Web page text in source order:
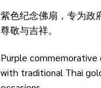
紫色纪念佛扇，专为政
尊敬与吉祥。
Purple
with traditional Thai